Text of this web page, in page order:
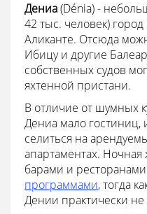
Дениа(Dénia) -
42 тыс. человек)
Аликанте. Отсюда
Ибицу и другие
собственных судов
яхтенной пристани.
В отличие от шумных
Дениа мало гостиниц,
селиться на
апартаментах.
барами и
программами, тогда
Дении практически не